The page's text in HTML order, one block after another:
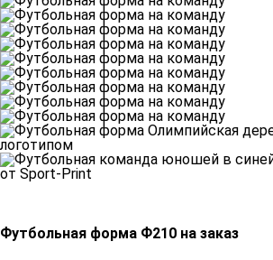
Футбольная форма Ф210 на заказ